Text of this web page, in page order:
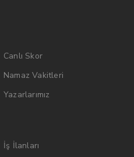
Canlı Skor
Namaz Vakitleri
Yazarlarımız
İş İlanları